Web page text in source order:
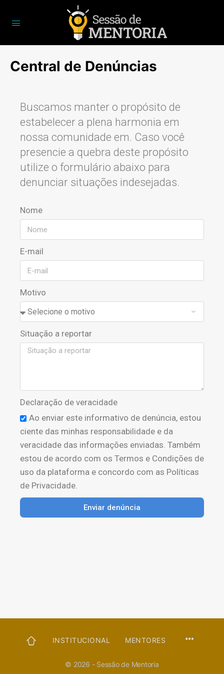
Central de Denúncias
Buscamos manter o propósito de
estabelecer a plena harmonia em
nossa comunidade em. Caso você
presencie a quebra deste propósito
utilize o formulário abaixo para
denunciar situações indesejadas.
Nome
E-mail
Motivo
Situação a reportar
Declaração de veracidade
Ao enviar este informativo de denúncia, estou
ciente das minhas responsabilidade e da
veracidade das informações enviadas. Também
estou de acordo com os Termos e Condições de
uso da plataforma e concordo com as Políticas
de Privacidade.
Enviar denúncia
PÁGINAINSTITUCIONAL MENTORES
© 2026 - Sessão de Mentoria